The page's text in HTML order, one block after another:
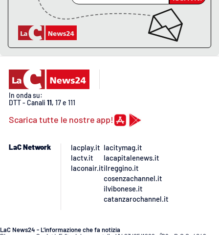
In onda su:
DTT - Canali 11, 17 e 111
Scarica tutte le nostre app!
LaC Network
lacplay.it
lactv.it
laconair.it
lacitymag.it
lacapitalenews.it
ilreggino.it
cosenzachannel.it
ilvibonese.it
catanzarochannel.it
LaC News24 - L’informazione che fa notizia